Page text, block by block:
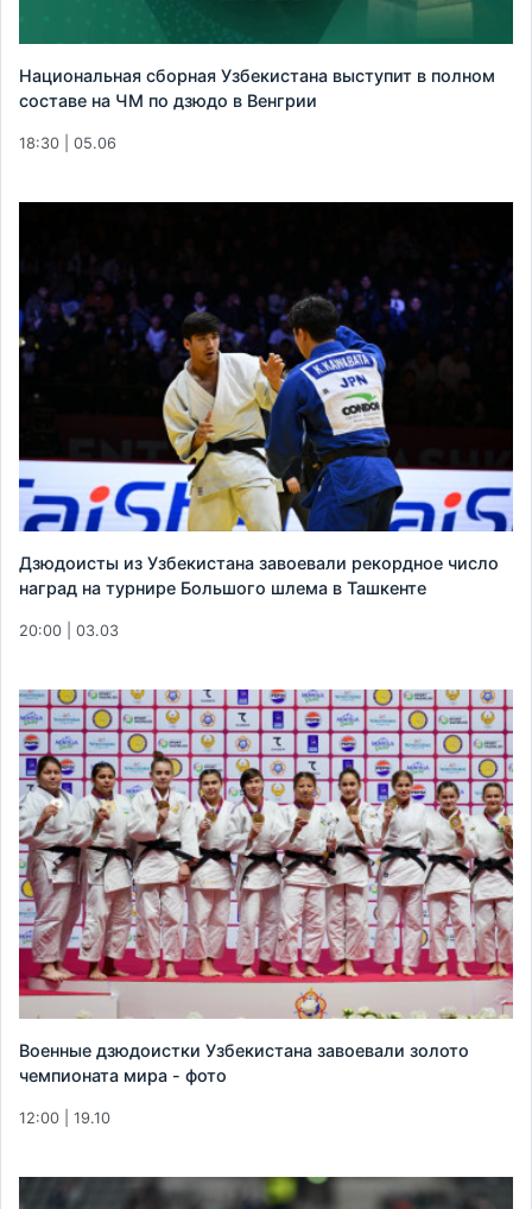
Национальная сборная Узбекистана выступит в полном
составе на ЧМ по дзюдо в Венгрии
18:30 | 05.06
Дзюдоисты из Узбекистана завоевали рекордное число
наград на турнире Большого шлема в Ташкенте
20:00 | 03.03
Военные дзюдоистки Узбекистана завоевали золото
чемпионата мира - фото
12:00 | 19.10